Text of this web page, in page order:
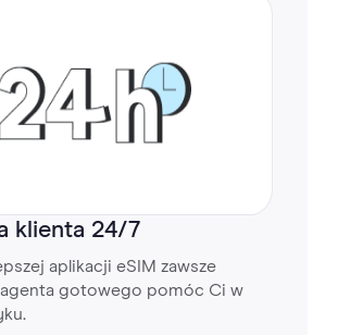
klienta 24/7
aplikacji eSIM zawsze
agenta gotowego pomóc Ci w